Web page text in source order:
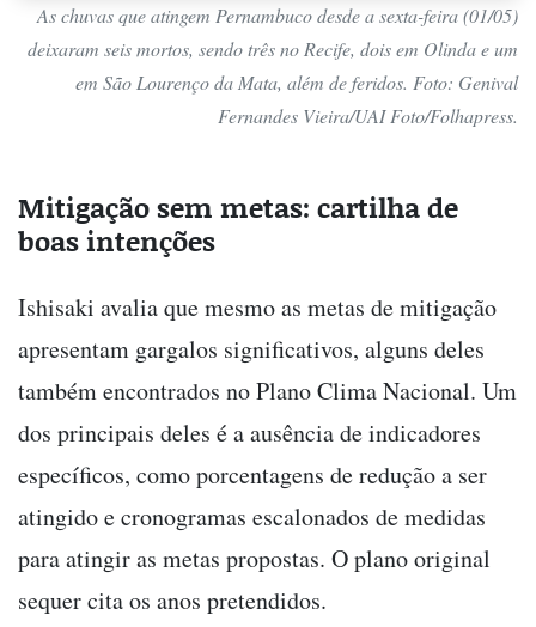
As chuvas que atingem Pernambuco desde a sexta-feira (01/05)
deixaram seis mortos, sendo três no Recife, dois em Olinda e um
em São Lourenço da Mata, além de feridos. Foto: Genival
Fernandes Vieira/UAI Foto/Folhapress.
Mitigação sem metas: cartilha de
boas intenções
Ishisaki avalia que mesmo as metas de mitigação
apresentam gargalos significativos, alguns deles
também encontrados no Plano Clima Nacional. Um
dos principais deles é a ausência de indicadores
específicos, como porcentagens de redução a ser
atingido e cronogramas escalonados de medidas
para atingir as metas propostas. O plano original
sequer cita os anos pretendidos.